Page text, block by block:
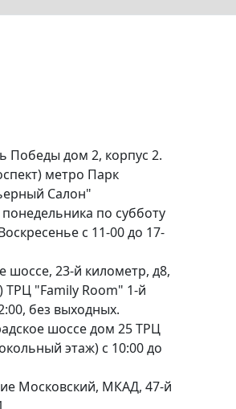
Победы дом 2, корпус 2.
метро Парк
Салон"
по субботу
с 11-00 до 17-
шоссе, 23-й километр, д8,
ТРЦ "Family Room" 1-й
без выходных.
шоссе дом 25 ТРЦ
этаж) с 10:00 до
Московский, МКАД, 47-й